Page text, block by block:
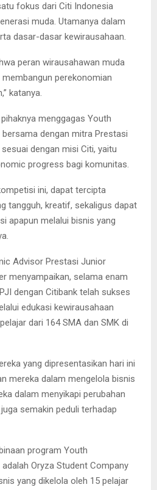
fokus dari Citi Indonesia
muda. Utamanya dalam
dasar-dasar kewirausahaan.
peran wirausahawan muda
perekonomian
katanya.
menggagas Youth
dengan mitra Prestasi
dengan misi Citi, yaitu
progress bagi komunitas.
ini, dapat tercipta
tangguh, kreatif, sekaligus dapat
apapun melalui bisnis yang
Advisor Prestasi Junior
menyampaikan, selama enam
dengan Citibank telah sukses
edukasi kewirausahaan
dari 164 SMA dan SMK di
yang dipresentasikan hari ini
mereka dalam mengelola bisnis
dalam menyikapi perubahan
semakin peduli terhadap
program Youth
Oryza Student Company
yang dikelola oleh 15 pelajar